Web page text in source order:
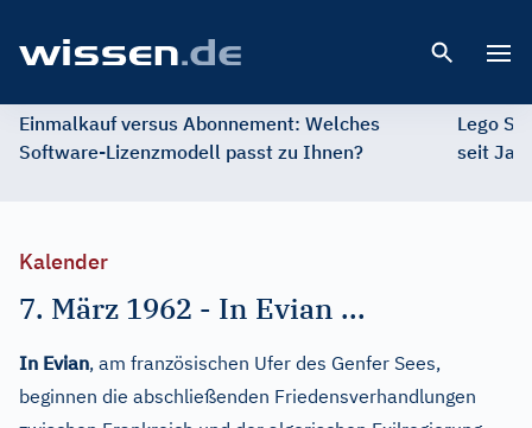
Einmalkauf versus Abonnement: Welches
Software-Lizenzmodell passt zu Ihnen?
Lego
seit
Kalender
7. März 1962 - In Evian ...
In Evian, am französischen Ufer des Genfer Sees,
beginnen die abschließenden Friedensverhandlungen